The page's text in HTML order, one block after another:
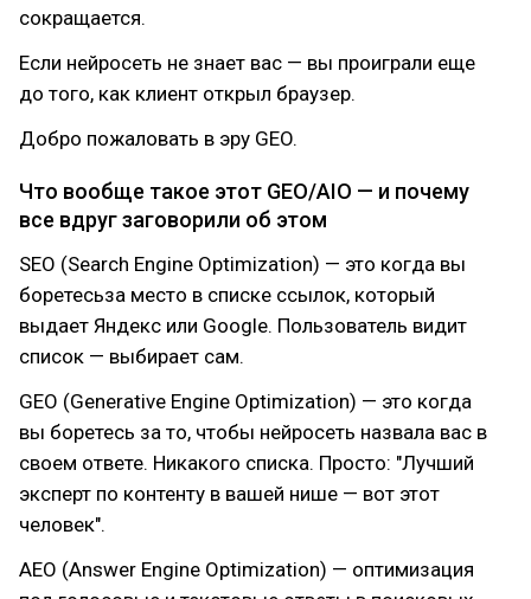
сокращается.
Если нейросеть не знает вас — вы проиграли еще
до того, как клиент открыл браузер.
Добро пожаловать в эру GEO.
Что вообще такое этот GEO/AIO — и почему
все вдруг заговорили об этом
SEO (Search Engine Optimization) — это когда вы
боретесьза место в списке ссылок, который
выдает Яндекс или Google. Пользователь видит
список — выбирает сам.
GEO (Generative Engine Optimization) — это когда
вы боретесь за то, чтобы нейросеть назвала вас в
своем ответе. Никакого списка. Просто: "Лучший
эксперт по контенту в вашей нише — вот этот
человек".
AEO (Answer Engine Optimization) — оптимизация